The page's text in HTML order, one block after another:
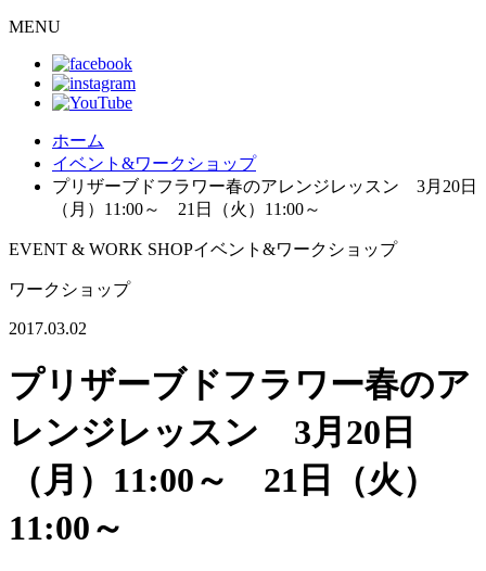
MENU
ホーム
イベント&ワークショップ
プリザーブドフラワー春のアレンジレッスン 3月20日
（月）11:00～ 21日（火）11:00～
EVENT & WORK SHOPイベント&ワークショップ
ワークショップ
2017.03.02
プリザーブドフラワー春のア
レンジレッスン 3月20日
（月）11:00～ 21日（火）
11:00～